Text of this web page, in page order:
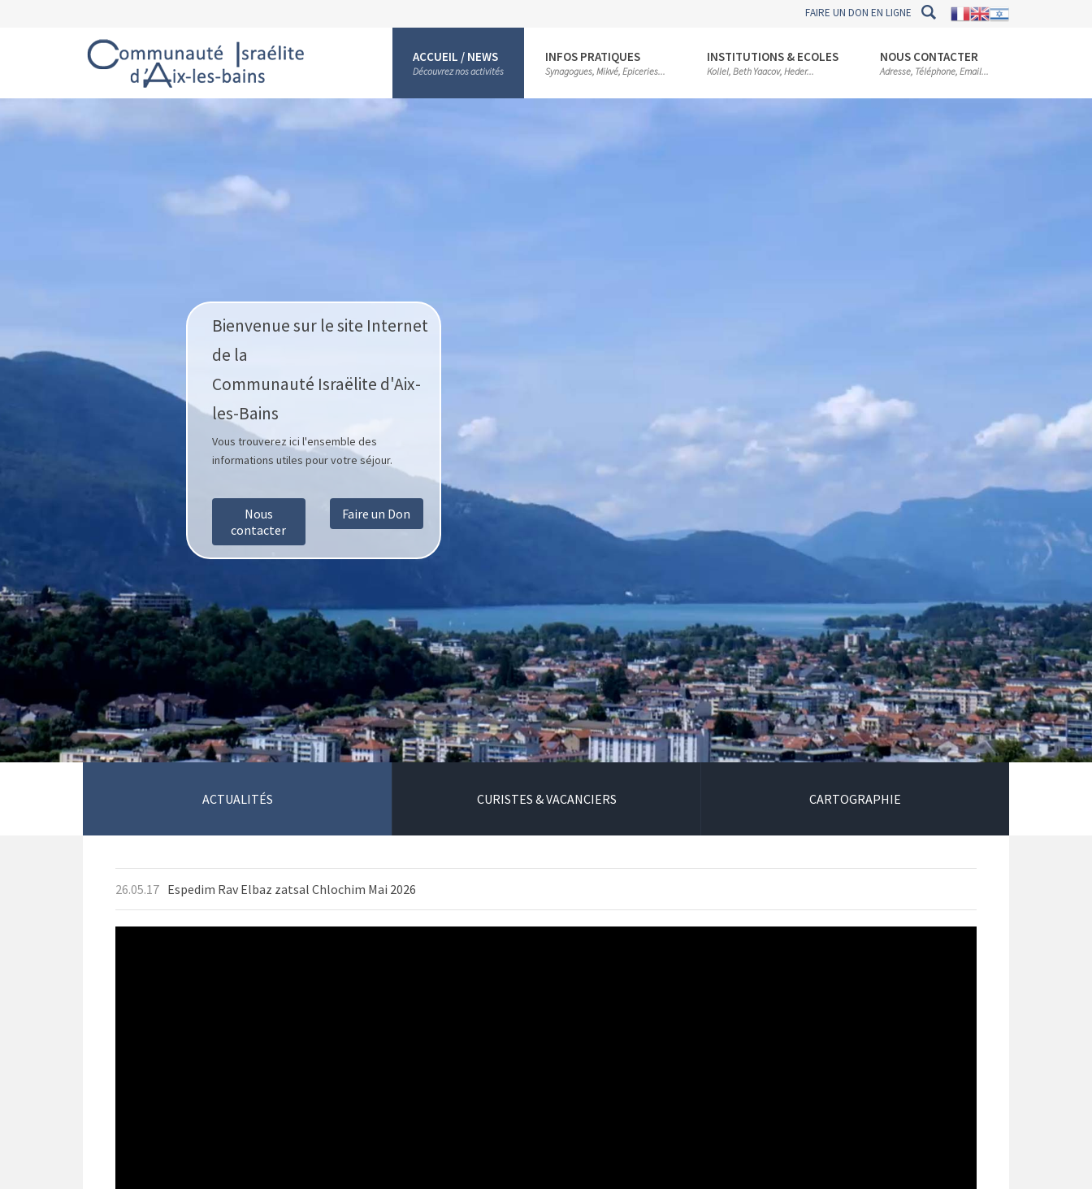
FAIRE UN DON EN LIGNE
ACCUEIL / NEWS
Découvrez nos activités
INFOS PRATIQUES
Synagogues, Mikvé, Epiceries...
INSTITUTIONS & ECOLES
Kollel, Beth Yaacov, Heder...
NOUS CONTACTER
Adresse, Téléphone, Email...
Bienvenue sur le site Internet
de la
Communauté Israëlite d'Aix-
les-Bains
Vous trouverez ici l'ensemble des
informations utiles pour votre séjour.
Nous
contacter
Faire un Don
ACTUALITÉS CURISTES & VACANCIERS CARTOGRAPHIE
26.05.17 Espedim Rav Elbaz zatsal Chlochim Mai 2026